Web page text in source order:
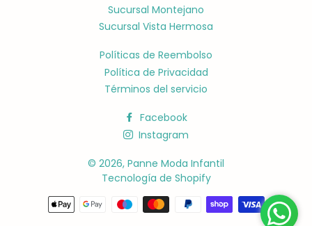
Sucursal Montejano
Sucursal Vista Hermosa
Políticas de Reembolso
Política de Privacidad
Términos del servicio
Facebook
Instagram
© 2026, Panne Moda Infantil
Tecnología de Shopify
Métodos
de